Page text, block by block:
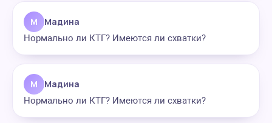
М Мадина
Нормально ли КТГ? Имеются ли схватки?
М Мадина
Нормально ли КТГ? Имеются ли схватки?